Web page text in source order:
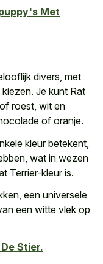
Met
divers, met
Je kunt Rat
roest, wit en
of oranje.
kleur betekent,
wat in wezen
Terrier-kleur is.
een universele
een witte vlek op
Stier.